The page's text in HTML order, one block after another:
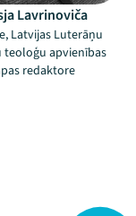
Lavrinoviča
Latvijas Luterāņu
teoloģu apvienības
redaktore